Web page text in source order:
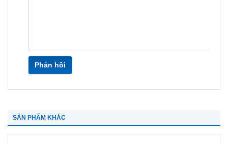
Phản hồi
SẢN PHẨM KHÁC